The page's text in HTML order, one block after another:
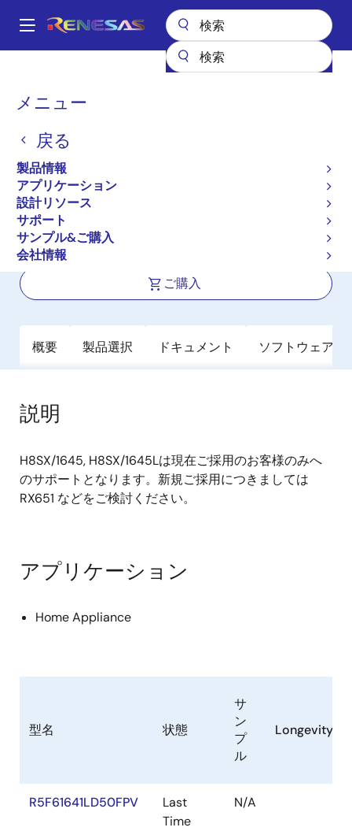
ン
Main
メニュー
戻る
製品情報
アプリケーション
設計リソース
サポート
サンプル&ご購入
会社情報
パ
く
ず
H8SX/1645L
H8SX/1645L
新規採用非推奨品
システム制御用 32 ビット CISC CPU
搭載マイクロコントローラ（新規採用
非推奨品）
ご購入
概要 製品選択 ドキュメント ソフトウェア／
説明
H8SX/1645, H8SX/1645Lは現在ご採用のお客様のみへ
のサポートとなります。新規ご採用につきましては
RX651 などをご検討ください。
アプリケーション
Home Appliance
型名 状態
サ
ン
プ
ル
Longevity
R5F61641LD50FPV
Last
Time
N/A